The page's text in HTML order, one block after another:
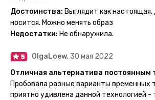
Заказала и не пожалела. Супер. Выглядит
Посмотрю как булет ы носке.
Достоинства: Выглядит как
носится. Можно менять образ
Недостатки: Не обнаружила.
OlgaLoew, 30 мая 2022
Отличная альтернатива постоянным
Пробовала разные варианты временных
приятно удивлена данной технологией -